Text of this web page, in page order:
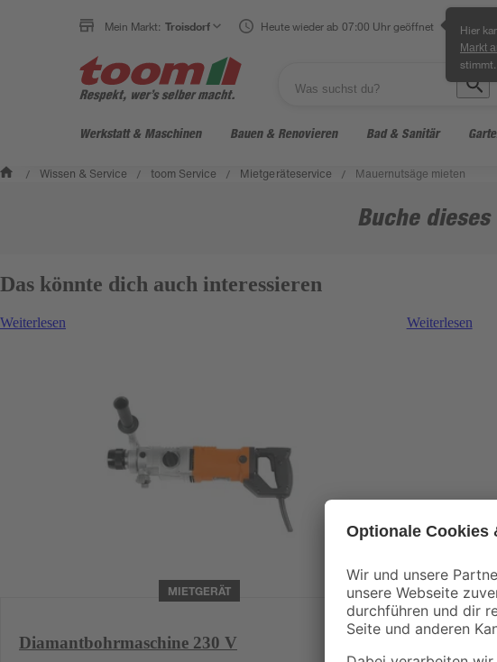
Mein Markt: Troisdorf Heute wieder ab 07:00 Uhr geöffnet Hier
Markt
stimmt.
Werkstatt & Maschinen Bauen & Renovieren Bad & Sanitär
/ Wissen & Service / toom Service / Mietgeräteservice / Mauernutsäge mieten
Buche
Das könnte dich auch interessieren
Weiterlesen
MIETGERÄT
Diamantbohrmaschine 230 V
Weiterlesen